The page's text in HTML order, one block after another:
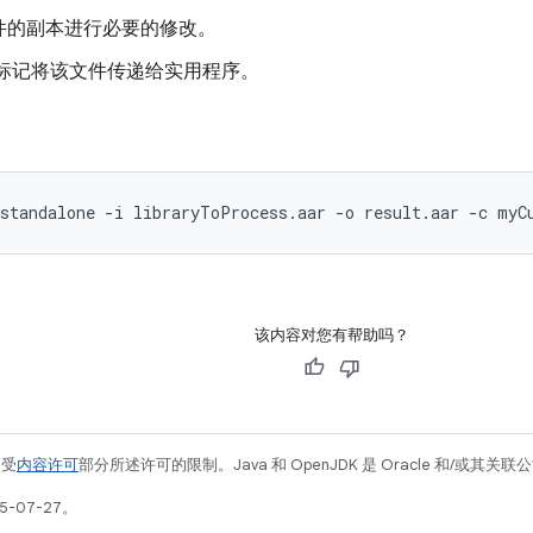
副本进行必要的修改。
记将该文件传递给实用程序。
该内容对您有帮助吗？
内容许可部分所述许可的限制。Java 和 OpenJDK 是 Oracle 和/或其关联
07-27。